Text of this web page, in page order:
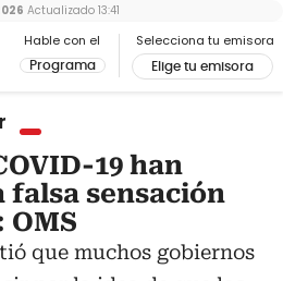
Hable con el
Programa
Selecciona tu emisora
Elige tu emisora
Actualizado 13:41
19 han
falsa sensación
OMS
que muchos gobiernos